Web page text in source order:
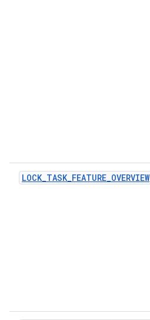
LOCK_TASK_FEATURE_OVERVIEW